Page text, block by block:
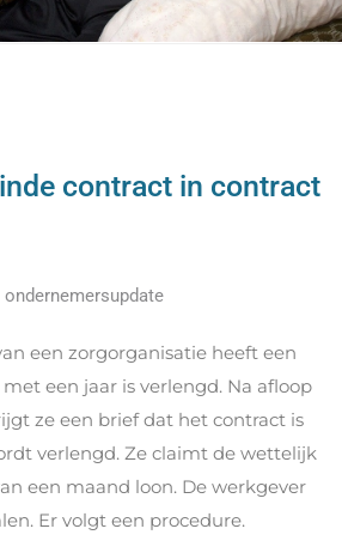
contract in contract
ondernemersupdate
een zorgorganisatie heeft een
een jaar is verlengd. Na afloop
ze een brief dat het contract is
verlengd. Ze claimt de wettelijk
een maand loon. De werkgever
Er volgt een procedure.